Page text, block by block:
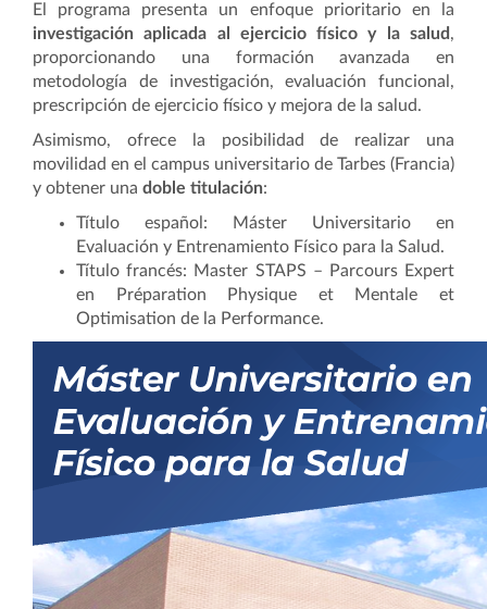
El programa presenta un enfoque prioritario en la
investigación aplicada al ejercicio físico y la salud ,
proporcionando una formación avanzada en
metodología de investigación, evaluación funcional,
prescripción de ejercicio físico y mejora de la salud.
Asimismo, ofrece la posibilidad de realizar una
movilidad en el campus universitario de Tarbes (Francia)
y obtener una doble titulación:
Título español: Máster Universitario en
Evaluación y Entrenamiento Físico para la Salud.
Título francés: Master STAPS – Parcours Expert
en Préparation Physique et Mentale et
Optimisation de la Performance.